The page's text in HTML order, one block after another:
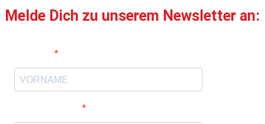
Melde Dich zu unserem Newsletter an: